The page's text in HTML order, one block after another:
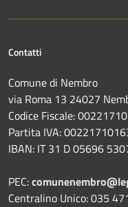
Contatti
Comune di Nembro
via Roma 13 24027
Codice Fiscale:
Partita IVA:
IBAN: IT 31 D 05696
PEC:
Centralino Unico: 035